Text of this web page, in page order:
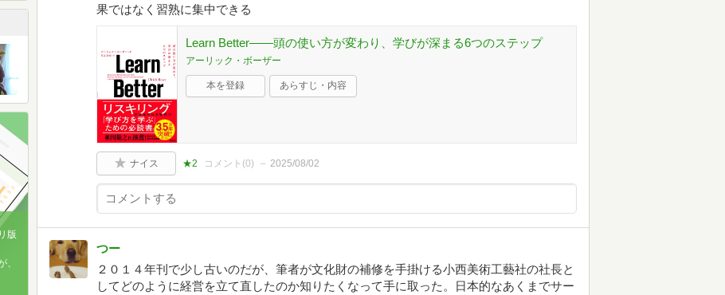
果ではなく習熟に集中できる
Learn Better――頭の使い方が変わり、学びが深まる6つのステップ
アーリック・ボーザー
本を登録 あらすじ・内容
ナイス ★2 コメント(0) 2025/08/02
つー
２０１４年刊で少し古いのだが、筆者が文化財の補修を手掛ける小西美術工藝社の社長と
してどのように経営を立て直したのか知りたくなって手に取った。日本的なあくまでサー
版
、